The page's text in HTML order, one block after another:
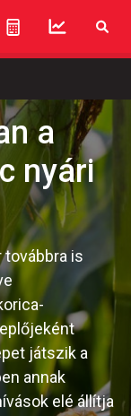
a
nyári
is
játszik a
annak
elé állítja